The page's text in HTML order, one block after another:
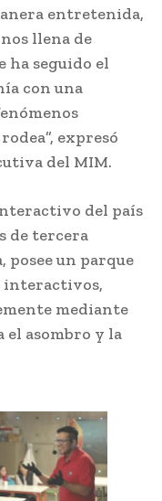
entretenida,
llena de
ha seguido el
con una
expresó
del MIM.
del país
de tercera
posee un parque
interactivos,
mediante
asombro y la